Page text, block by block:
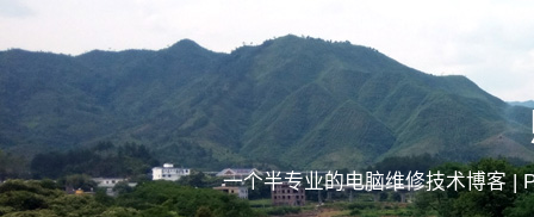
一个半专业的电脑维修技术博客 |